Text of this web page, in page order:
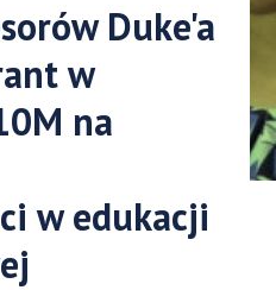
Duke'a
w
na
w edukacji